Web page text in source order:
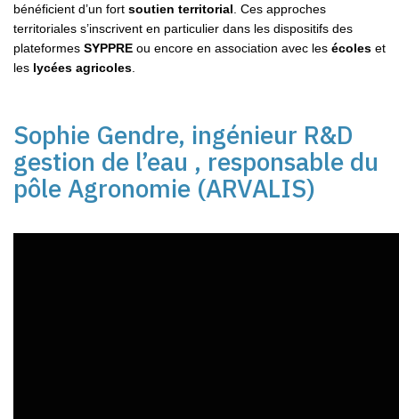
bénéficient d’un fort soutien territorial . Ces approches
territoriales s’inscrivent en particulier dans les dispositifs des
plateformes SYPPRE ou encore en association avec les écoles et
les lycées agricoles
Sophie Gendre, ingénieur R&D
gestion de l’eau , responsable du
pôle Agronomie (ARVALIS)